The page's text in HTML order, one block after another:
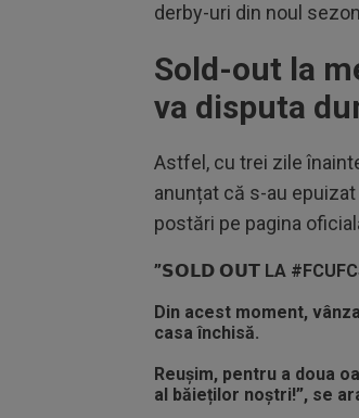
derby-uri din noul
Sold-out la
va disputa
Astfel, cu trei zile
anunțat că s-au
postări pe pagina
”𝗦𝗢𝗟𝗗 𝗢𝗨𝗧 LA
Din acest moment,
casa închisă.
Reușim, pentru a doua
al băieților noștri!”, se